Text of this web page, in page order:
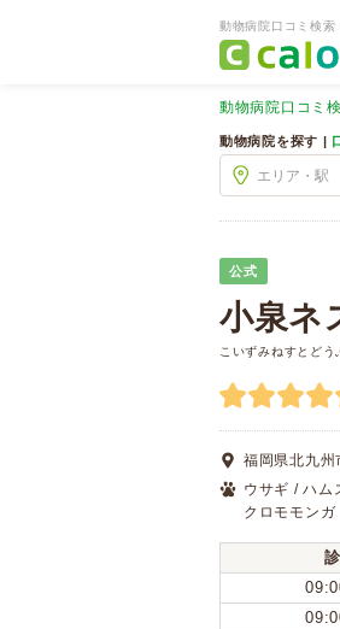
動物病院口コミ検索
動物病院口コミ
動物病院を探す |
公式
小泉ネ
こいずみねすとどう
福岡県北九
ウサギ / ハム
クロモモンガ